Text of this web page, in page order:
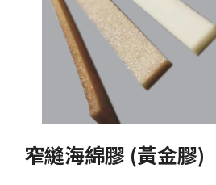
窄縫海綿膠 (黃金膠)